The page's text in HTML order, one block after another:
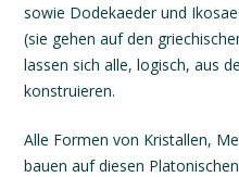
sowie Dodekaeder und
(sie gehen auf den
lassen sich alle, logisch, aus
konstruieren.
Alle Formen von Kristallen,
bauen auf diesen